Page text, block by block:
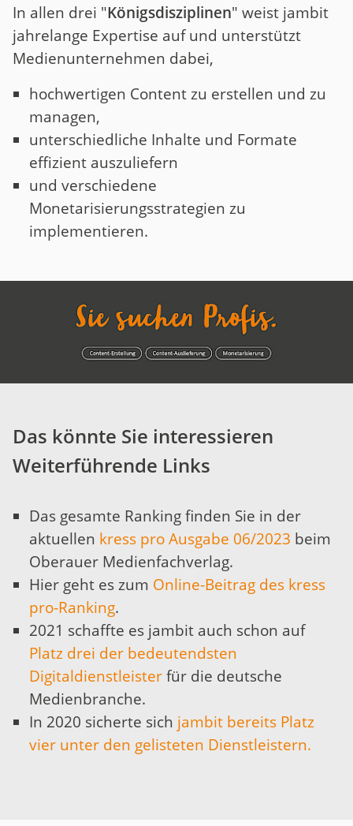
In allen drei "Königsdisziplinen" weist jambit
jahrelange Expertise auf und unterstützt
Medienunternehmen dabei,
hochwertigen Content zu erstellen und zu
managen,
unterschiedliche Inhalte und Formate
effizient auszuliefern
und verschiedene
Monetarisierungsstrategien zu
implementieren.
Das könnte Sie interessieren
Weiterführende Links
Das gesamte Ranking finden Sie in der
aktuellen kress pro Ausgabe 06/2023 beim
Oberauer Medienfachverlag.
Hier geht es zum Online-Beitrag des kress
pro-Ranking.
2021 schaffte es jambit auch schon auf
Platz drei der bedeutendsten
Digitaldienstleisterfür die deutsche
Medienbranche.
In 2020 sicherte sich jambit bereits Platz
vier unter den gelisteten Dienstleistern.